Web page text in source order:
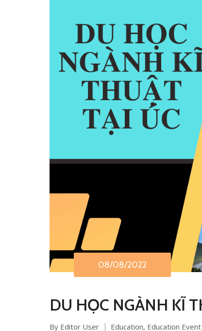
08/08/2022
DU HỌC NGÀNH KĨ
By Editor User Education, Education Event